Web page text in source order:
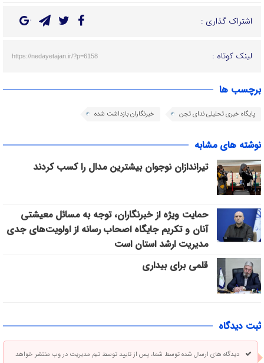
اشتراک گذاری :
لینک کوتاه : https://nedayetajan.ir/?p=6158
برچسب ها
پایگاه خبری تحلیلی ندای تجن خبرنگاران بازداشت شده
نوشته های مشابه
تیراندازان نوجوان بیشترین مدال را کسب کردند
حمایت ویژه از خبرنگاران، توجه به مسائل معیشتی
آنان و تکریم جایگاه اصحاب رسانه از اولویت‌های جدی
مدیریت ارشد استان است
قلمی برای بیداری
ثبت دیدگاه
دیدگاه های ارسال شده توسط شما، پس از تایید توسط تیم مدیریت در وب منتشر خواهد